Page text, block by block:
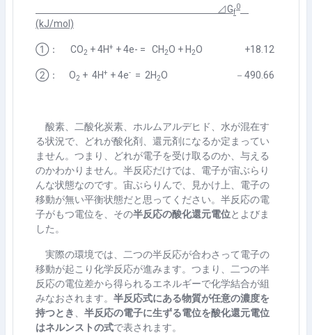
⊿Gf
0
(kJ/mol)
①： CO2 + 4H+ + 4e- = CH2O + H2O +18.12
②： O2 + 4H+ + 4e- = 2H2O － 490.66
酸素、二酸化炭素、ホルムアルデヒド、水が混在す
る状況で、どれが酸化剤、還元剤になるか定まってい
ません。つまり、どれが電子を受け取るのか、与える
のかわかりません。半反応だけでは、電子が宙ぶらり
んな状態なのです。宙ぶらりんで、見かけ上、電子の
移動が無い平衡状態だと思ってください。半反応の電
子がもつ電位を、その半反応の酸化還元電位とよびま
した。
実際の環境では、二つの半反応が合わさって電子の
移動が起こり化学反応が進みます。つまり、二つの半
反応の電位差から得られるエネルギーで化学結合が組
みなおされます。 半反応式にある物質が任意の濃度を
持つとき
半反応の電子に生ずる電位を酸化還元電位
はネルンストの式で表されます。